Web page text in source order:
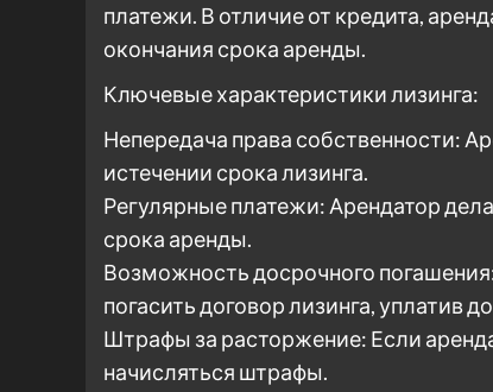
платежи. В отличие от кредита,
окончания срока аренды.
Ключевые характеристики лизинга:
Непередача права собственности:
истечении срока лизинга.
Регулярные платежи: Арендатор
срока аренды.
Возможность досрочного
погасить договор лизинга, уплатив
Штрафы за расторжение: Если
начисляться штрафы.